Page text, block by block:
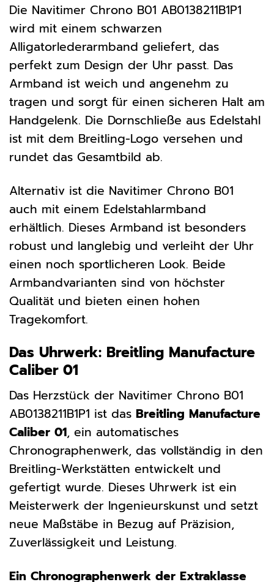
Die Navitimer Chrono B01 AB0138211B1P1
wird mit einem schwarzen
Alligatorlederarmband geliefert, das
perfekt zum Design der Uhr passt. Das
Armband ist weich und angenehm zu
tragen und sorgt für einen sicheren Halt am
Handgelenk. Die Dornschließe aus Edelstahl
ist mit dem Breitling-Logo versehen und
rundet das Gesamtbild ab.
Alternativ ist die Navitimer Chrono B01
auch mit einem Edelstahlarmband
erhältlich. Dieses Armband ist besonders
robust und langlebig und verleiht der Uhr
einen noch sportlicheren Look. Beide
Armbandvarianten sind von höchster
Qualität und bieten einen hohen
Tragekomfort.
Das Uhrwerk: Breitling Manufacture
Caliber 01
Das Herzstück der Navitimer Chrono B01
AB0138211B1P1 ist das Breitling Manufacture
Caliber 01, ein automatisches
Chronographenwerk, das vollständig in den
Breitling-Werkstätten entwickelt und
gefertigt wurde. Dieses Uhrwerk ist ein
Meisterwerk der Ingenieurskunst und setzt
neue Maßstäbe in Bezug auf Präzision,
Zuverlässigkeit und Leistung.
Ein Chronographenwerk der Extraklasse